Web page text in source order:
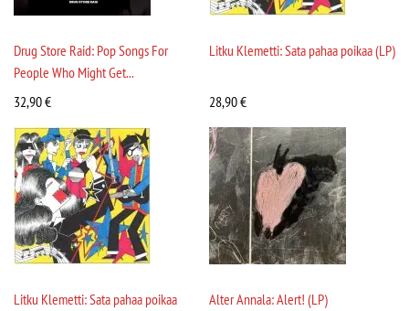
Drug Store Raid: Pop Songs For
People Who Might Get...
32,90€
Litku Klemetti: Sata pahaa poikaa (LP)
28,90€
Litku Klemetti: Sata pahaa poikaa
Alter Annala: Alert! (LP)